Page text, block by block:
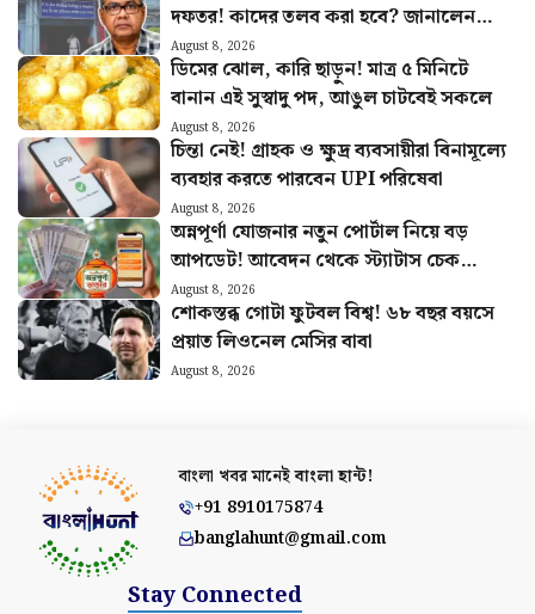
দফতর! কাদের তলব করা হবে? জানালেন
স্বাস্থ্যমন্ত্রী
August 8, 2026
ডিমের ঝোল, কারি ছাড়ুন! মাত্র ৫ মিনিটে
বানান এই সুস্বাদু পদ, আঙুল চাটবেই সকলে
August 8, 2026
চিন্তা নেই! গ্রাহক ও ক্ষুদ্র ব্যবসায়ীরা বিনামূল্যে
ব্যবহার করতে পারবেন UPI পরিষেবা
August 8, 2026
অন্নপূর্ণা যোজনার নতুন পোর্টাল নিয়ে বড়
আপডেট! আবেদন থেকে স্ট্যাটাস চেক
কীভাবে জানুন
August 8, 2026
শোকস্তব্ধ গোটা ফুটবল বিশ্ব! ৬৮ বছর বয়সে
প্রয়াত লিওনেল মেসির বাবা
August 8, 2026
বাংলা খবর মানেইবাংলা হান্ট!
+91 8910175874
banglahunt@gmail.com
Stay Connected